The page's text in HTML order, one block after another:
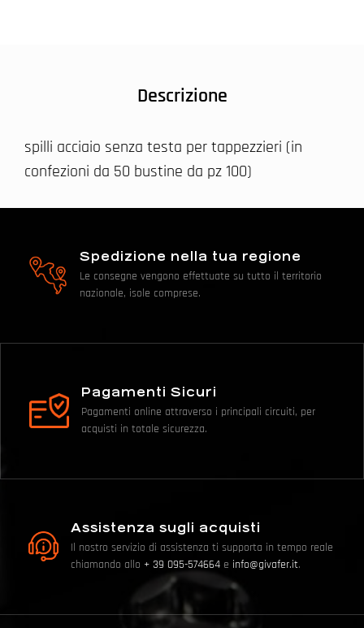
Descrizione
spilli acciaio senza testa per tappezzieri (in
confezioni da 50 bustine da pz 100)
Spedizione nella tua regione
Le consegne vengono effettuate su tutto il territorio
nazionale, isole comprese.
Pagamenti Sicuri
Pagamenti online attraverso i principali circuiti, per
acquisti in totale sicurezza.
Assistenza sugli acquisti
Il nostro servizio di assistenza ti supporta in tempo reale
chiamando allo + 39 095-574664 e info@givafer.it.